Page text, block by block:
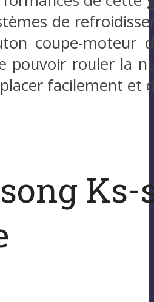
de
coupe-moteur
pouvoir rouler la
facilement et
Ks-